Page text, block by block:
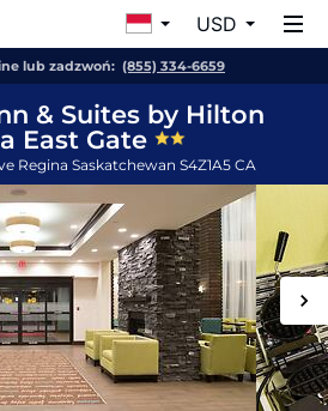
USD
lub zadzwoń: (855) 334-6659
& Suites by Hilton
East Gate
Regina Saskatchewan S4Z1A5 CA